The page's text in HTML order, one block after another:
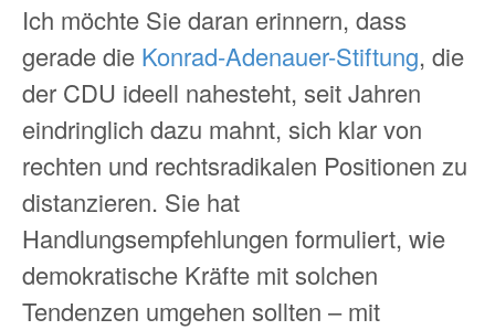
Ich möchte Sie daran erinnern, dass
gerade die Konrad-Adenauer-Stiftung, die
der CDU ideell nahesteht, seit Jahren
eindringlich dazu mahnt, sich klar von
rechten und rechtsradikalen Positionen zu
distanzieren. Sie hat
Handlungsempfehlungen formuliert, wie
demokratische Kräfte mit solchen
Tendenzen umgehen sollten – mit